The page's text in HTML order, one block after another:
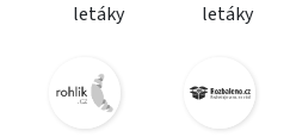
letáky
letáky